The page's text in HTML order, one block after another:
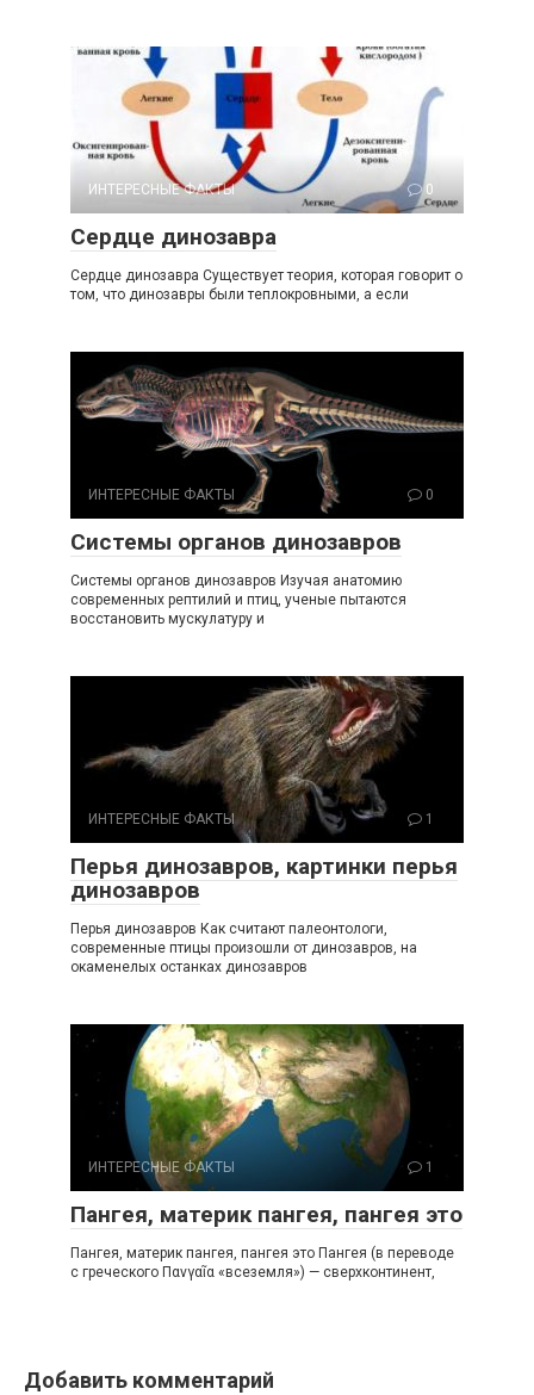
ИНТЕРЕСНЫЕ ФАКТЫ 0
Сердце динозавра
Сердце динозавра Существует теория, которая говорит о
том, что динозавры были теплокровными, а если
ИНТЕРЕСНЫЕ ФАКТЫ 0
Системы органов динозавров
Системы органов динозавров Изучая анатомию
современных рептилий и птиц, ученые пытаются
восстановить мускулатуру и
ИНТЕРЕСНЫЕ ФАКТЫ 1
Перья динозавров, картинки перья
динозавров
Перья динозавров Как считают палеонтологи,
современные птицы произошли от динозавров, на
окаменелых останках динозавров
ИНТЕРЕСНЫЕ ФАКТЫ 1
Пангея, материк пангея, пангея это
Пангея, материк пангея, пангея это Пангея (в переводе
с греческого Πανγαῖα «всеземля») — сверхконтинент,
Добавить комментарий